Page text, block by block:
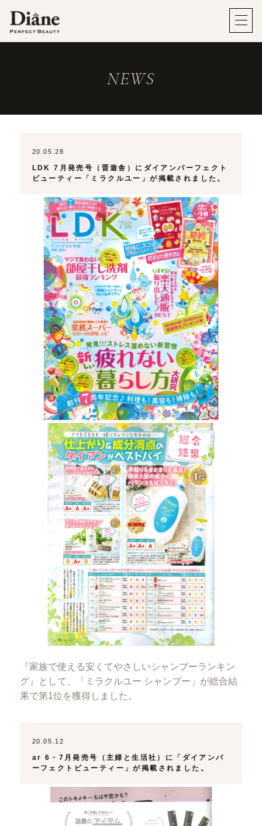
NEWS
20.05.28
LDK 7月発売号（晋遊舎）にダイアンパーフェクト
ビューティー「ミラクルユー」が掲載されました。
『家族で使える安くてやさしいシャンプーランキン
グ』として、「ミラクルユー シャンプー」が総合結
果で第1位を獲得しました。
20.05.12
ar 6・7月発売号（主婦と生活社）に「ダイアンパ
ーフェクトビューティー」が掲載されました。